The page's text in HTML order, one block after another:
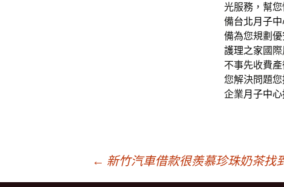
光服務，幫
備台北月子
備為您規劃
護理之家國
不事先收費
您解決問題
企業月子中
← 新竹汽車借款很羨慕珍珠奶茶找